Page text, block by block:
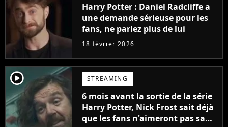
Harry Potter : Daniel Radcliffe a
une demande sérieuse pour les
fans, ne parlez plus de lui
18 février 2026
player2 STREAMING
6 mois avant la sortie de la série
Harry Potter, Nick Frost sait déjà
que les fans n'aimeront pas sa